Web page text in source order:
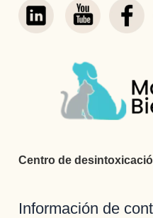
Centro de
Información de